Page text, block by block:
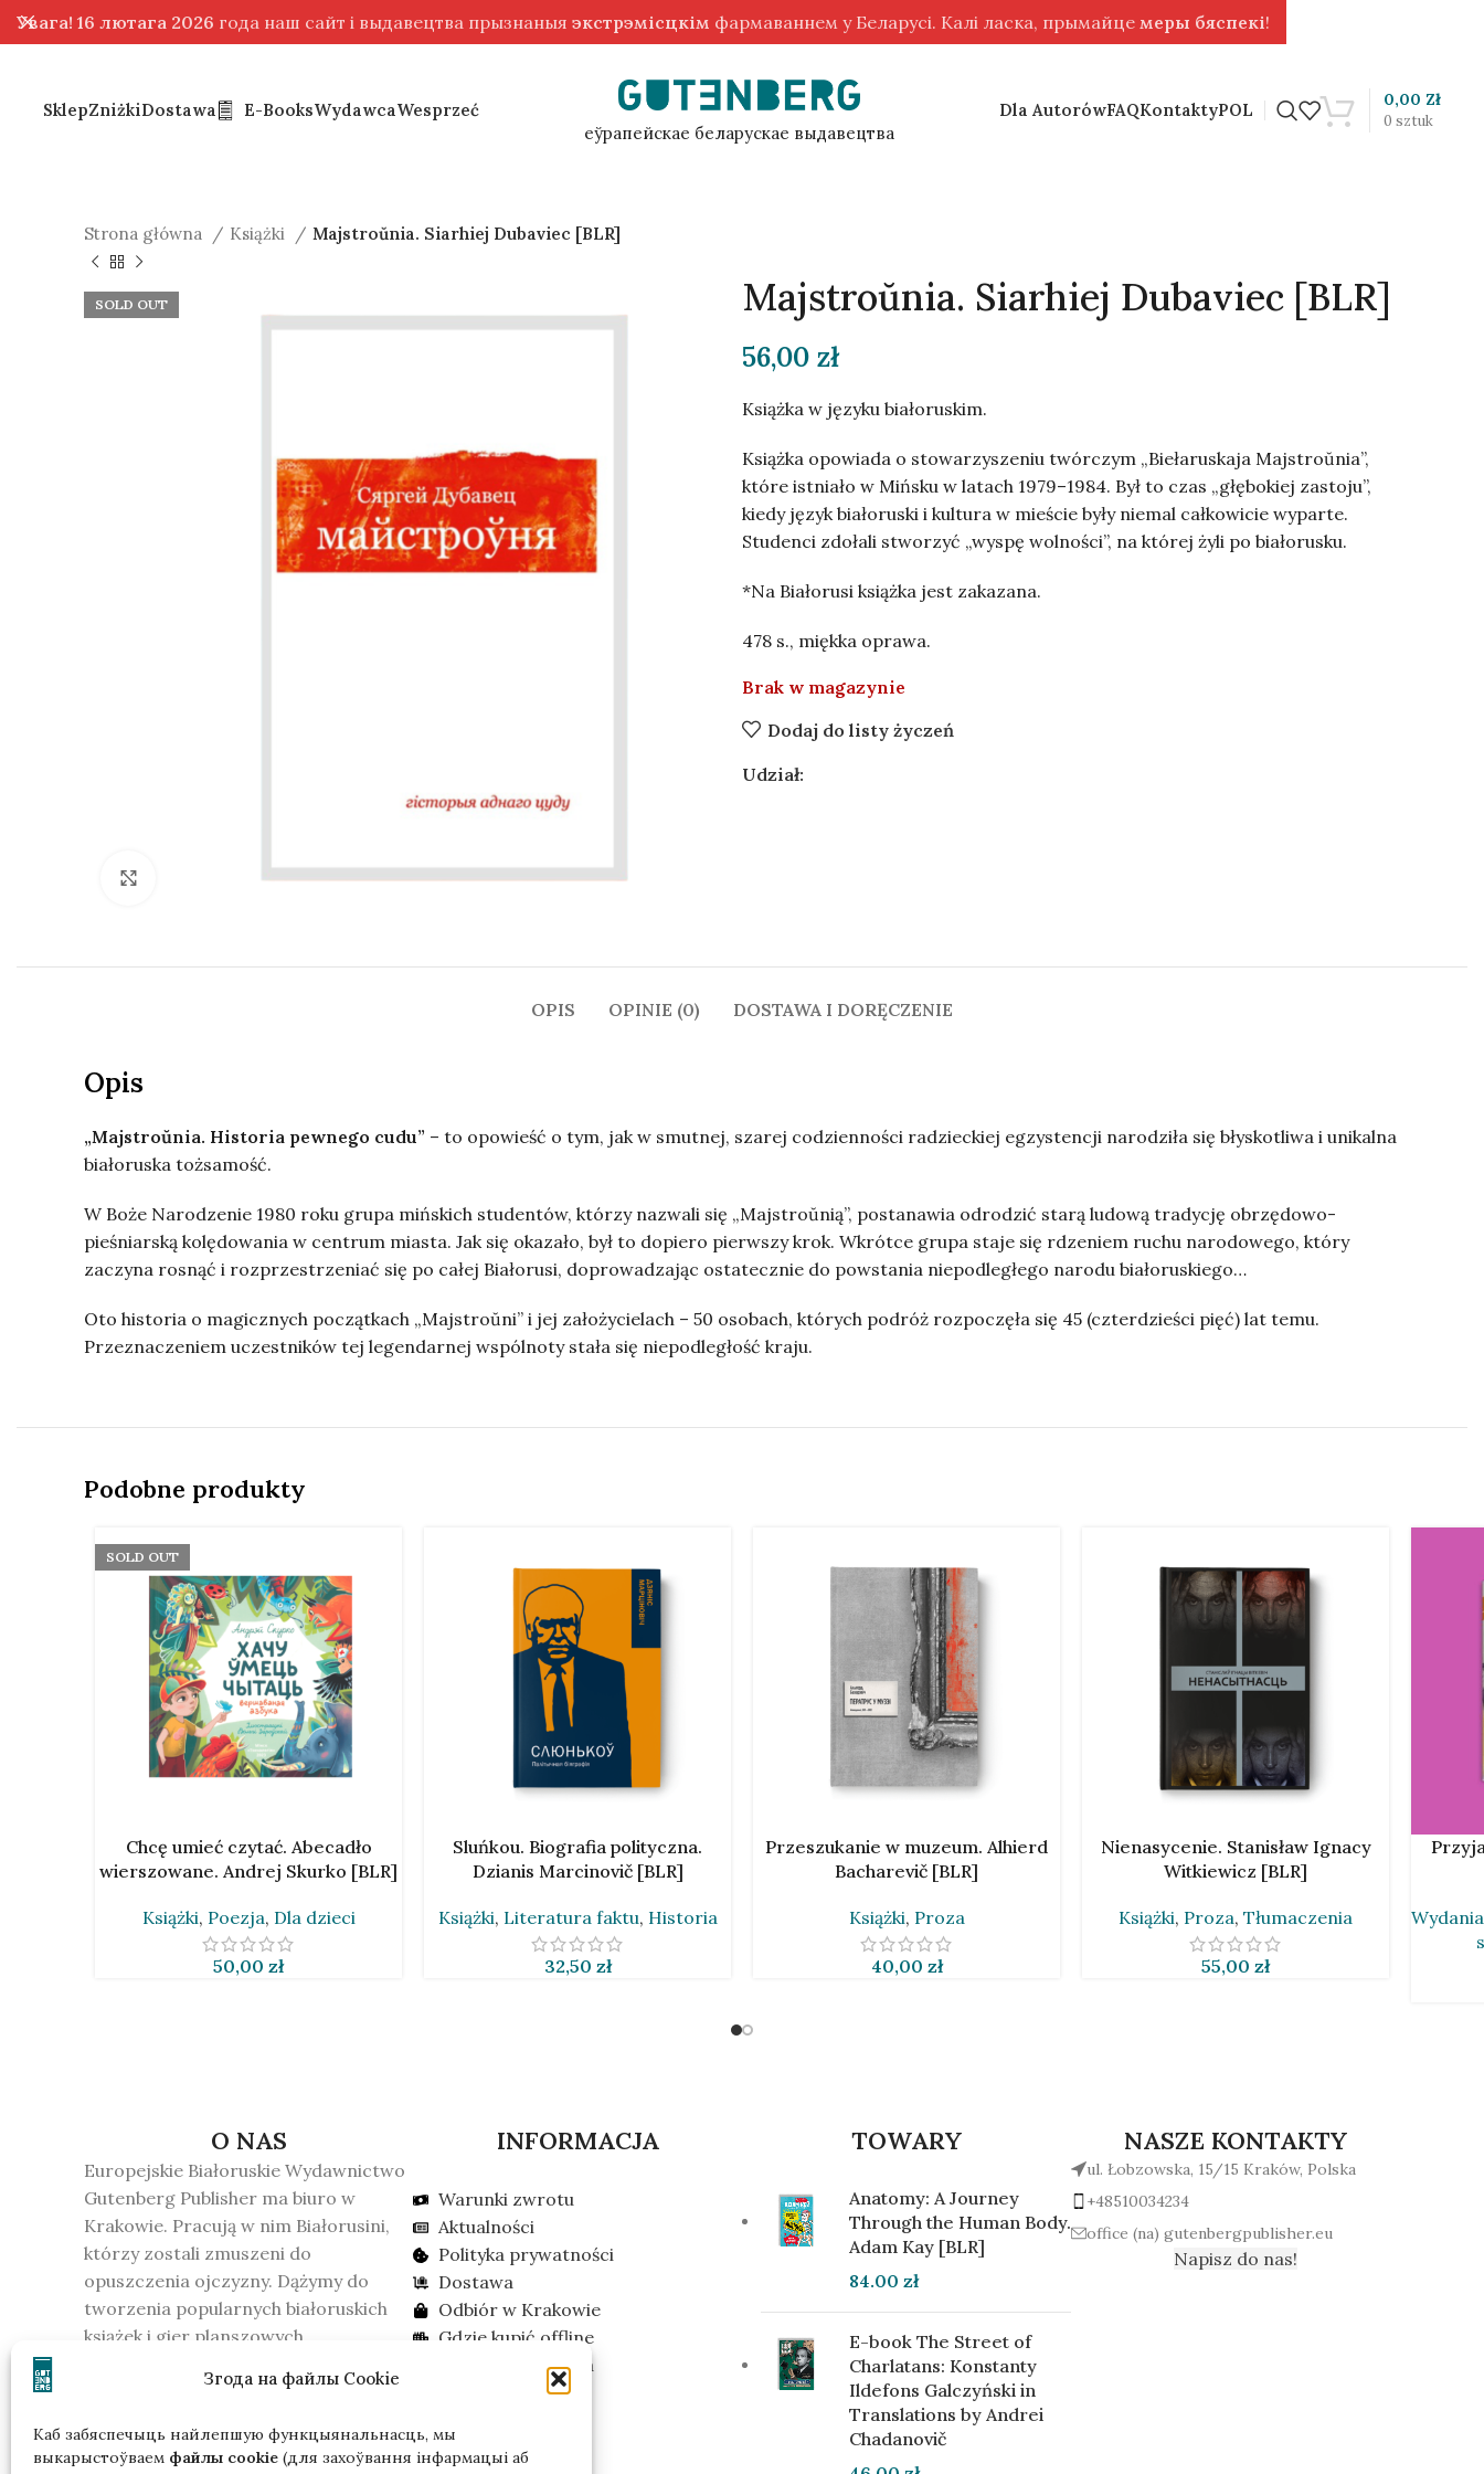
Згода на файлы Cookie
Каб забяспечыць найлепшую функцыянальнасць, мы
выкарыстоўваем файлы cookie (для захоўвання інфармацыі аб
SklepZniżkiDostawa E-BooksWydawcaWesprzeć
еўрапейскае беларускае выдавецтва
Dla AutorówFAQKontaktyPOL
0sztuk
0,00 Zł
Strona główna Książki Majstroŭnia. Siarhiej Dubaviec [BLR]
SOLD OUT
Kliknij, aby powiększyć
Majstroŭnia. Siarhiej Dubaviec [BLR]
56,00 zł
Książka w języku białoruskim.
Książka opowiada o stowarzyszeniu twórczym „Biełaruskaja Majstroŭnia”,
które istniało w Mińsku w latach 1979–1984. Był to czas „głębokiej zastoju”,
kiedy język białoruski i kultura w mieście były niemal całkowicie wyparte.
Studenci zdołali stworzyć „wyspę wolności”, na której żyli po białorusku.
*Na Białorusi książka jest zakazana.
478 s., miękka oprawa.
Brak w magazynie
Dodaj do listy życzeń
Udział:
OPIS OPINIE (0) DOSTAWA I DORĘCZENIE
Opis
„Majstroŭnia. Historia pewnego cudu” – to opowieść o tym, jak w smutnej, szarej codzienności radzieckiej egzystencji narodziła się błyskotliwa i unikalna
białoruska tożsamość.
W Boże Narodzenie 1980 roku grupa mińskich studentów, którzy nazwali się „Majstroŭnią”, postanawia odrodzić starą ludową tradycję obrzędowo-
pieśniarską kolędowania w centrum miasta. Jak się okazało, był to dopiero pierwszy krok. Wkrótce grupa staje się rdzeniem ruchu narodowego, który
zaczyna rosnąć i rozprzestrzeniać się po całej Białorusi, doprowadzając ostatecznie do powstania niepodległego narodu białoruskiego…
Oto historia o magicznych początkach „Majstroŭni” i jej założycielach – 50 osobach, których podróż rozpoczęła się 45 (czterdzieści pięć) lat temu.
Przeznaczeniem uczestników tej legendarnej wspólnoty stała się niepodległość kraju.
Podobne produkty
SOLD OUT
DOWIEDZ SIĘ WIĘCEJ
Chcę umieć czytać. Abecadło
wierszowane. Andrej Skurko [BLR]
Książki, Poezja, Dla dzieci
50,00 zł
DODAJ DO KOSZYKA
Sluńkou. Biografia polityczna.
Dzianis Marcinovič [BLR]
Książki, Literatura faktu, Historia
32,50 zł
DODAJ DO KOSZYKA
Przeszukanie w muzeum. Alhierd
Bacharevič [BLR]
Książki, Proza
40,00 zł
DODAJ DO KOSZYKA
Nienasycenie. Stanisław Ignacy
Witkiewicz [BLR]
Książki, Proza, Tłumaczenia
55,00 zł
DODAJ
O NAS
Europejskie Białoruskie Wydawnictwo
Gutenberg Publisher ma biuro w
Krakowie. Pracują w nim Białorusini,
którzy zostali zmuszeni do
opuszczenia ojczyzny. Dążymy do
tworzenia popularnych białoruskich
książek i gier planszowych.
uznało wydawnictwo za formację
pod uwagę, jeśli mieszkasz na
INFORMACJA
Warunki zwrotu
Aktualności
Polityka prywatności
Dostawa
Odbiór w Krakowie
Gdzie kupić offline
Szukam inwestora
TOWARY
Anatomy: A Journey
Through the Human Body.
Adam Kay [BLR]
84.00 zł
E-book The Street of
Charlatans: Konstanty
Ildefons Galczyński in
Translations by Andrei
Chadanovič
NASZE KONTAKTY
ul. Łobzowska, 15/15 Kraków, Polska
+48510034234
office (na) gutenbergpublisher.eu
Napisz do nas!
Увага! 16 лютага 2026 года наш сайт і выдавецтва прызнаныя экстрэмісцкім фармаваннем у Беларусі. Калі ласка, прымайце меры бяспекі!